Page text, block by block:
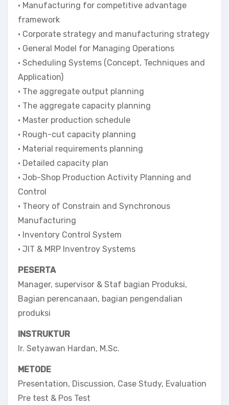
• Manufacturing for competitive advantage
framework
• Corporate strategy and manufacturing strategy
• General Model for Managing Operations
• Scheduling Systems (Concept, Techniques and
Application)
• The aggregate output planning
• The aggregate capacity planning
• Master production schedule
• Rough-cut capacity planning
• Material requirements planning
• Detailed capacity plan
• Job-Shop Production Activity Planning and
Control
• Theory of Constrain and Synchronous
Manufacturing
• Inventory Control System
• JIT & MRP Inventroy Systems
PESERTA
Manager, supervisor & Staf bagian Produksi,
Bagian perencanaan, bagian pengendalian
produksi
INSTRUKTUR
Ir. Setyawan Hardan, M.Sc.
METODE
Presentation, Discussion, Case Study, Evaluation
Pre test & Pos Test